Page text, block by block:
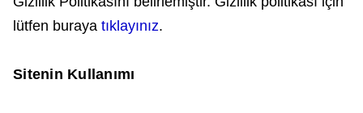
lütfen buraya tıklayınız.
Sitenin Kullanımı